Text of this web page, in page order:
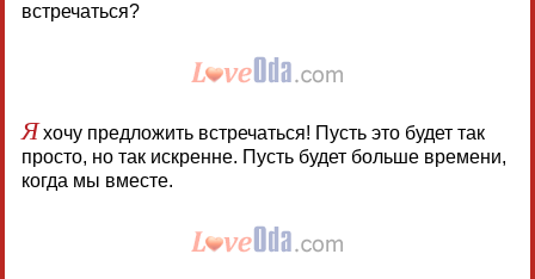
встречаться?
Яхочу предложить встречаться! Пусть это будет так
просто, но так искренне. Пусть будет больше времени,
когда мы вместе.